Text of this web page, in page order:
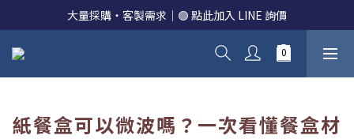
大量採購・客製需求｜🟢 點此加入 LINE 詢價
紙餐盒可以微波嗎？一次看懂餐盒材